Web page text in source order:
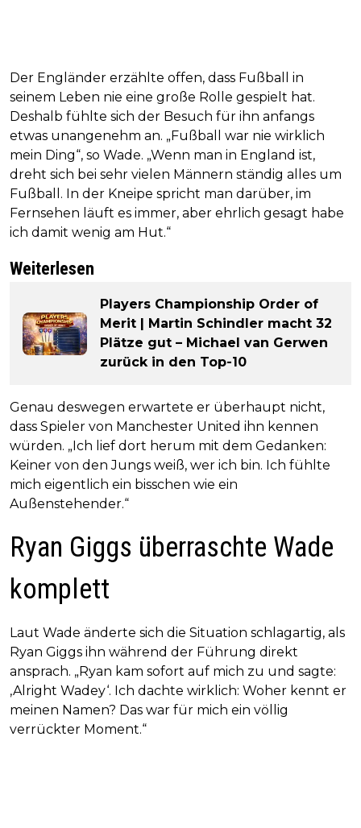
Der Engländer erzählte offen, dass Fußball in
seinem Leben nie eine große Rolle gespielt hat.
Deshalb fühlte sich der Besuch für ihn anfangs
etwas unangenehm an. „Fußball war nie wirklich
mein Ding“, so Wade. „Wenn man in England ist,
dreht sich bei sehr vielen Männern ständig alles um
Fußball. In der Kneipe spricht man darüber, im
Fernsehen läuft es immer, aber ehrlich gesagt habe
ich damit wenig am Hut.“
Weiterlesen
Players Championship Order of
Merit | Martin Schindler macht 32
Plätze gut – Michael van Gerwen
zurück in den Top-10
Genau deswegen erwartete er überhaupt nicht,
dass Spieler von Manchester United ihn kennen
würden. „Ich lief dort herum mit dem Gedanken:
Keiner von den Jungs weiß, wer ich bin. Ich fühlte
mich eigentlich ein bisschen wie ein
Außenstehender.“
Ryan Giggs überraschte Wade
komplett
Laut Wade änderte sich die Situation schlagartig, als
Ryan Giggs ihn während der Führung direkt
ansprach. „Ryan kam sofort auf mich zu und sagte:
‚Alright Wadey‘. Ich dachte wirklich: Woher kennt er
meinen Namen? Das war für mich ein völlig
verrückter Moment.“